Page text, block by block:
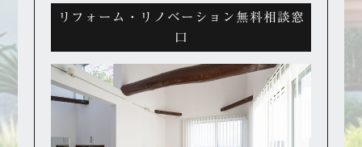
リフォーム・リノベーション無料相談窓
口